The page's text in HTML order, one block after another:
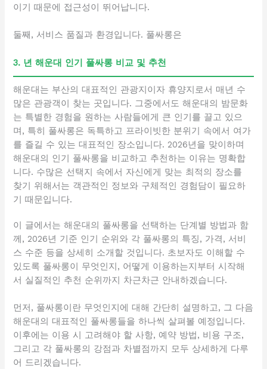
이기 때문에 접근성이 뛰어납니다.
둘째, 서비스 품질과 환경입니다. 풀싸롱은
3. 년 해운대 인기 풀싸롱 비교 및 추천
해운대는 부산의 대표적인 관광지이자 휴양지로서 매년 수
많은 관광객이 찾는 곳입니다. 그중에서도 해운대의 밤문화
는 특별한 경험을 원하는 사람들에게 큰 인기를 끌고 있으
며, 특히 풀싸롱은 독특하고 프라이빗한 분위기 속에서 여가
를 즐길 수 있는 대표적인 장소입니다. 2026년을 맞이하며
해운대의 인기 풀싸롱을 비교하고 추천하는 이유는 명확합
니다. 수많은 선택지 속에서 자신에게 맞는 최적의 장소를
찾기 위해서는 객관적인 정보와 구체적인 경험담이 필요하
기 때문입니다.
이 글에서는 해운대의 풀싸롱을 선택하는 단계별 방법과 함
께, 2026년 기준 인기 순위와 각 풀싸롱의 특징, 가격, 서비
스 수준 등을 상세히 소개할 것입니다. 초보자도 이해할 수
있도록 풀싸롱이 무엇인지, 어떻게 이용하는지부터 시작해
서 실질적인 추천 순위까지 차근차근 안내하겠습니다.
먼저, 풀싸롱이란 무엇인지에 대해 간단히 설명하고, 그 다음
해운대의 대표적인 풀싸롱들을 하나씩 살펴볼 예정입니다.
이후에는 이용 시 고려해야 할 사항, 예약 방법, 비용 구조,
그리고 각 풀싸롱의 강점과 차별점까지 모두 상세하게 다루
어 드리겠습니다.